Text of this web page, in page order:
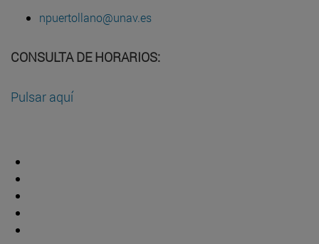
npuertollano@unav.es
CONSULTA DE HORARIOS:
Pulsar aquí